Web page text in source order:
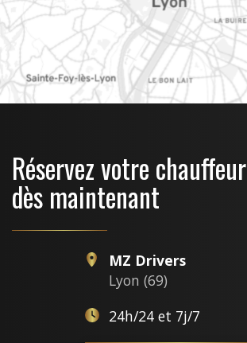
Réservez votre chauffeur
dès maintenant
MZ Drivers
Lyon (69)
24h/24 et 7j/7